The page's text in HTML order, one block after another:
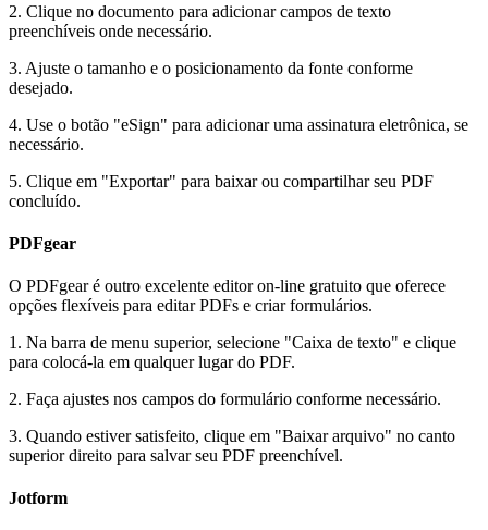
2. Clique no documento para adicionar campos de texto
preenchíveis onde necessário.
3. Ajuste o tamanho e o posicionamento da fonte conforme
desejado.
4. Use o botão "eSign" para adicionar uma assinatura eletrônica, se
necessário.
5. Clique em "Exportar" para baixar ou compartilhar seu PDF
concluído.
PDFgear
O PDFgear é outro excelente editor on-line gratuito que oferece
opções flexíveis para editar PDFs e criar formulários.
1. Na barra de menu superior, selecione "Caixa de texto" e clique
para colocá-la em qualquer lugar do PDF.
2. Faça ajustes nos campos do formulário conforme necessário.
3. Quando estiver satisfeito, clique em "Baixar arquivo" no canto
superior direito para salvar seu PDF preenchível.
Jotform